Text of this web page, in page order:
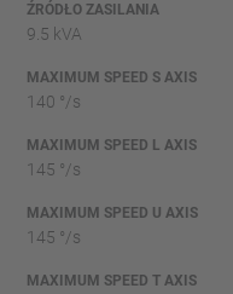
ŹRÓDŁO ZASILANIA
9.5 kVA
MAXIMUM SPEED S AXIS
140 °/s
MAXIMUM SPEED L AXIS
145 °/s
MAXIMUM SPEED U AXIS
145 °/s
MAXIMUM SPEED T AXIS